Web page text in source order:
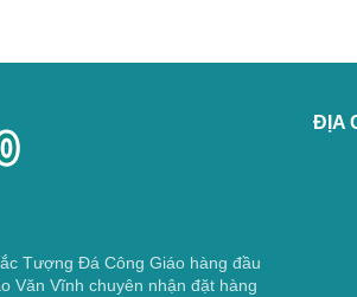
Tượng Đá Công Giáo hàng đầu
Văn Vĩnh chuyên nhận đặt hàng
ĐỊA